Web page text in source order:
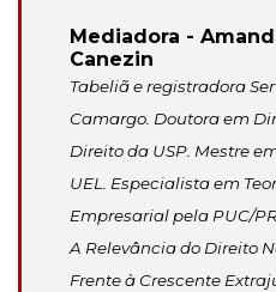
Mediadora -
Canezin
Tabeliã e registradora
Camargo. Doutora em
Direito da USP. Mestre
UEL. Especialista em
Empresarial pela PUC/
A Relevância do Direito
Frente à Crescente